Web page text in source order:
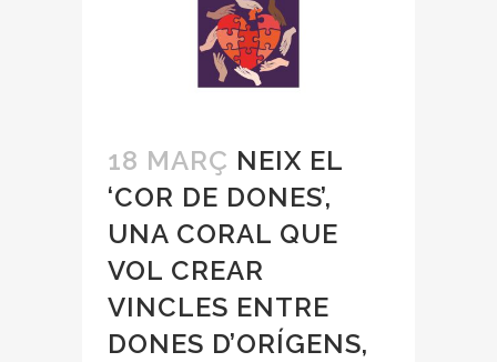
18 MARÇ NEIX EL
‘COR DE DONES’,
UNA CORAL QUE
VOL CREAR
VINCLES ENTRE
DONES D’ORÍGENS,